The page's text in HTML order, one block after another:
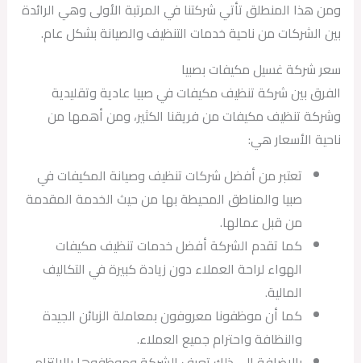
ومن هذا المنطلق تأتي شركتنا في المرتبة الأولى وهي الرائدة
بين الشركات من ناحية خدمات التنظيف والصيانة بشكل عام.
سعر شركة غسيل مكيفات بصبيا
الفرق بين شركة تنظيف مكيفات في صبيا عادية وتقليدية
وشركة تنظيف مكيفات من فريقنا الكثير، ومن أهمها من
ناحية الأسعار هي:
تعتبر من أفضل شركات تنظيف وصيانة المكيفات في
صبيا والمناطق المحيطة بها من حيث الخدمة المقدمة
من قبل عمالها.
كما تقدم الشركة أفضل خدمات تنظيف مكيفات
الهواء لراحة العملاء دون زيادة كبيرة في التكاليف
المالية.
كما أن موظفونا معروفون بمعاملة الزبائن الجيدة
والنظافة واحترام جميع العملاء.